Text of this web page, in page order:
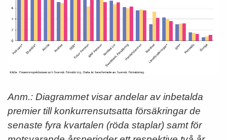
Anm.: Diagrammet visar andelar av inbetalda
premier till konkurrensutsatta försäkringar de
senaste fyra kvartalen (röda staplar) samt för